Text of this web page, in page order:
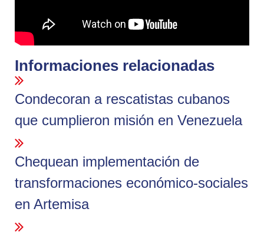
Informaciones relacionadas
Condecoran a rescatistas cubanos
que cumplieron misión en Venezuela
Chequean implementación de
transformaciones económico-sociales
en Artemisa